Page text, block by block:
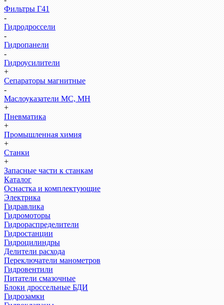
Фильтры Г41
-
Гидродроссели
-
Гидропанели
-
Гидроусилители
+
Сепараторы магнитные
-
Маслоуказатели МС, МН
+
Пневматика
+
Промышленная химия
+
Станки
+
Запасные части к станкам
Каталог
Оснастка и комплектующие
Электрика
Гидравлика
Гидромоторы
Гидрораспределители
Гидростанции
Гидроцилиндры
Делители расхода
Переключатели манометров
Гидровентили
Питатели смазочные
Блоки дроссельные БДИ
Гидрозамки